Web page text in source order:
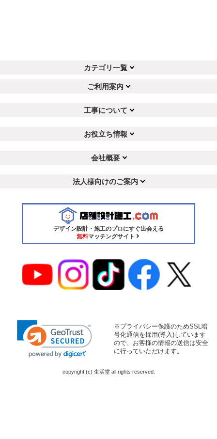
カテゴリ一覧
ご利用案内
工事について
お役立ち情報
会社概要
法人様向けのご案内
デザイン設計・施工のプロにすぐ出会える
無料マッチングサイト
※プライバシー保護のためSSL暗
号化通信を採用(導入)しています
ので、お客様の情報の送信は安全
に行っていただけます。
copyright (c) 生活堂 all rights reserved.